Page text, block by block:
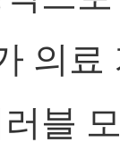
의료
블